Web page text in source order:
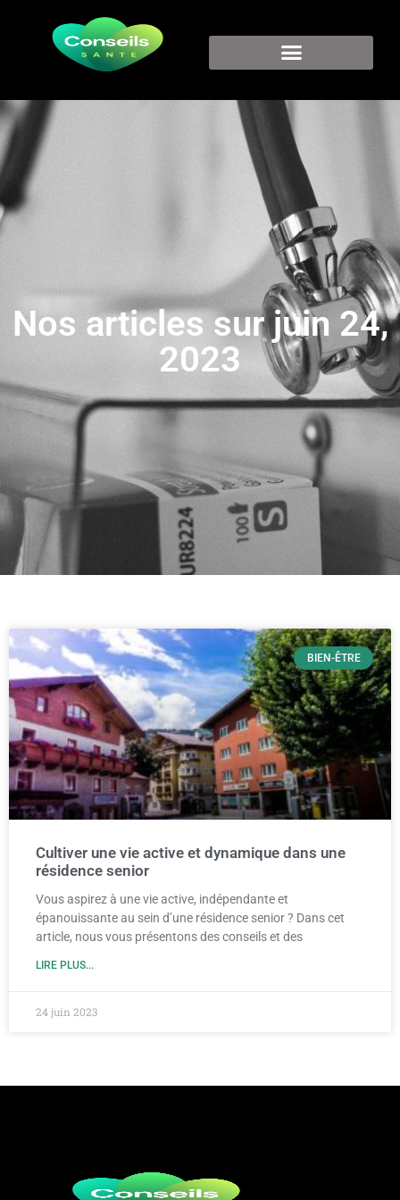
Nos articles sur juin 24,
2023
BIEN-ÊTRE
Cultiver une vie active et dynamique dans une
résidence senior
Vous aspirez à une vie active, indépendante et
épanouissante au sein d’une résidence senior ? Dans cet
article, nous vous présentons des conseils et des
LIRE PLUS...
24 juin 2023